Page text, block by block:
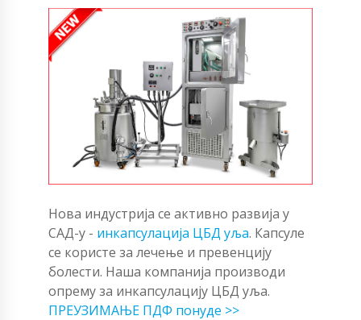
Нова индустрија се активно развија у
САД-у - инкапсулација ЦБД уља. Капсуле
се користе за лечење и превенцију
болести. Наша компанија производи
опрему за инкапсулацију ЦБД уља.
ПРЕУЗИМАЊЕ ПДФ понуде >>